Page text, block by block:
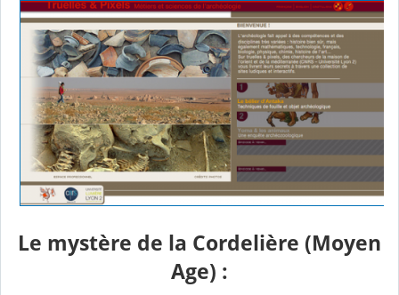
Le mystère de la Cordelière (Moyen
Age) :